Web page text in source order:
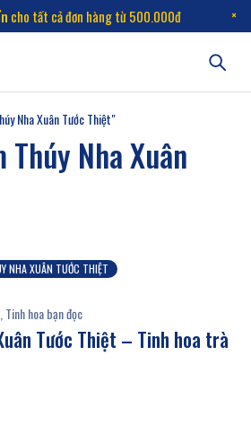
cho tất cả đơn hàng từ 500.000đ
Nha Xuân Tước Thiệt"
Nha Xuân
NHA XUÂN TƯỚC THIỆT
Tinh hoa bạn đọc
Tước Thiệt – Tinh hoa trà